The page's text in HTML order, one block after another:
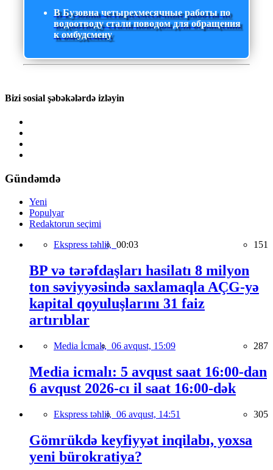
В Бузовна четырехмесячные работы по
водоотводу стали поводом для обращения
к омбудсмену
Bizi sosial şəbəkələrdə izləyin
Gündəmdə
Yeni
Populyar
Redaktorun seçimi
Ekspress təhlil, 00:03 151
BP və tərəfdaşları hasilatı 8 milyon
ton səviyyəsində saxlamaqla AÇG-yə
kapital qoyuluşlarını 31 faiz
artırıblar
Media İcmalı, 06 avqust, 15:09 287
Media icmalı: 5 avqust saat 16:00-dan
6 avqust 2026-cı il saat 16:00-dək
Ekspress təhlil, 06 avqust, 14:51 305
Gömrükdə keyfiyyət inqilabı, yoxsa
yeni bürokratiya?